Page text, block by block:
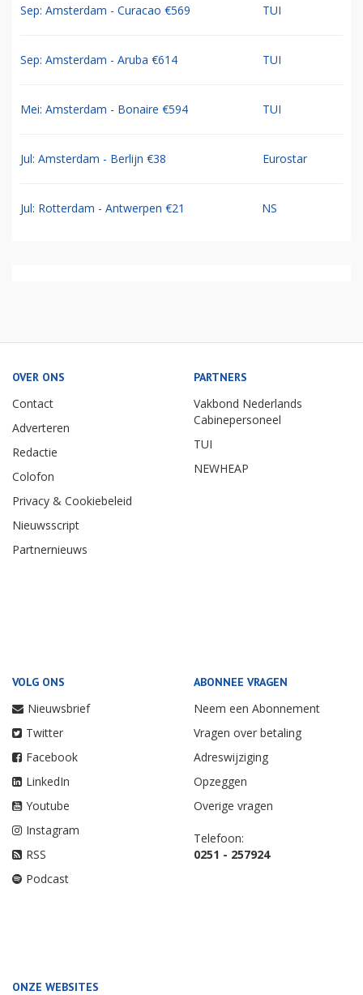
Sep: Amsterdam - Curacao €569 TUI
Sep: Amsterdam - Aruba €614 TUI
Mei: Amsterdam - Bonaire €594 TUI
Jul: Amsterdam - Berlijn €38 Eurostar
Jul: Rotterdam - Antwerpen €21 NS
OVER ONS
Contact
Adverteren
Redactie
Colofon
Privacy & Cookiebeleid
Nieuwsscript
Partnernieuws
PARTNERS
Vakbond Nederlands
Cabinepersoneel
TUI
NEWHEAP
VOLG ONS
Nieuwsbrief
Twitter
Facebook
LinkedIn
Youtube
Instagram
RSS
Podcast
ABONNEE VRAGEN
Neem een Abonnement
Vragen over betaling
Adreswijziging
Opzeggen
Overige vragen
Telefoon:
0251 - 257924
ONZE WEBSITES